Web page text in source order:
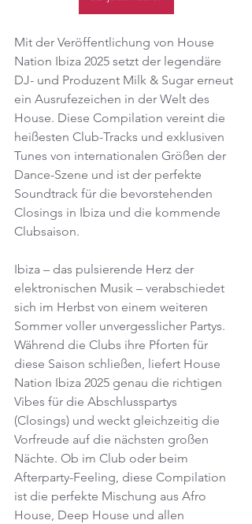
Mit der Veröffentlichung von House
Nation Ibiza 2025 setzt der legendäre
DJ- und Produzent Milk & Sugar erneut
ein Ausrufezeichen in der Welt des
House. Diese Compilation vereint die
heißesten Club-Tracks und exklusiven
Tunes von internationalen Größen der
Dance-Szene und ist der perfekte
Soundtrack für die bevorstehenden
Closings in Ibiza und die kommende
Clubsaison.
Ibiza – das pulsierende Herz der
elektronischen Musik – verabschiedet
sich im Herbst von einem weiteren
Sommer voller unvergesslicher Partys.
Während die Clubs ihre Pforten für
diese Saison schließen, liefert House
Nation Ibiza 2025 genau die richtigen
Vibes für die Abschlusspartys
(Closings) und weckt gleichzeitig die
Vorfreude auf die nächsten großen
Nächte. Ob im Club oder beim
Afterparty-Feeling, diese Compilation
ist die perfekte Mischung aus Afro
House, Deep House und allen